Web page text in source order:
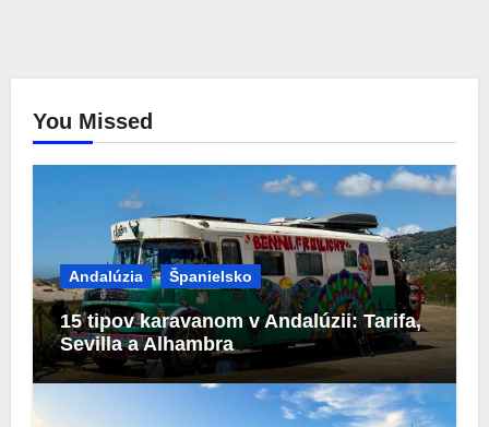
You Missed
Andalúzia Španielsko
15 tipov karavanom v Andalúzii: Tarifa,
Sevilla a Alhambra